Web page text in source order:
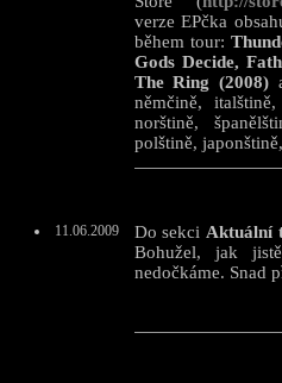
verze EPčka
během tour:
Gods Decide,
The Ring (2008)
němčině,
norštině,
polštině,
11.06.2009 Do sekciAktuální
Bohužel, jak
nedočkáme. Snad